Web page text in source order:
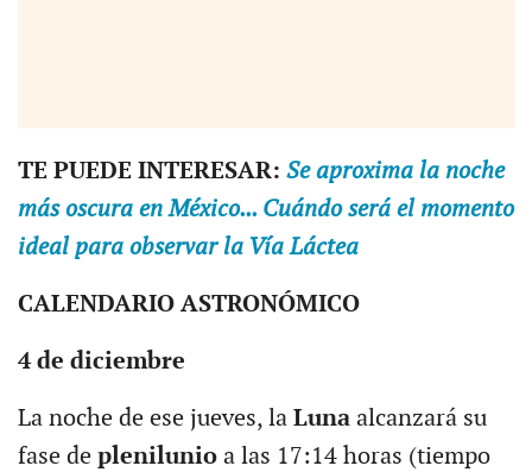
TE PUEDE INTERESAR: Se aproxima la noche
más oscura en México... Cuándo será el momento
ideal para observar la Vía Láctea
CALENDARIO ASTRONÓMICO
4 de diciembre
La noche de ese jueves, la Luna alcanzará su
fase de plenilunio a las 17:14 horas (tiempo